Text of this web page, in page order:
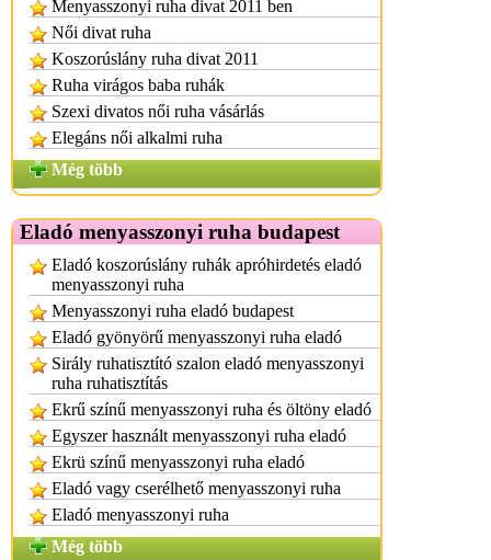
Menyasszonyi ruha divat 2011 ben
Női divat ruha
Koszorúslány ruha divat 2011
Ruha virágos baba ruhák
Szexi divatos női ruha vásárlás
Elegáns női alkalmi ruha
Még több
Eladó menyasszonyi ruha budapest
Eladó koszorúslány ruhák apróhirdetés eladó
menyasszonyi ruha
Menyasszonyi ruha eladó budapest
Eladó gyönyörű menyasszonyi ruha eladó
Sirály ruhatisztító szalon eladó menyasszonyi
ruha ruhatisztítás
Ekrű színű menyasszonyi ruha és öltöny eladó
Egyszer használt menyasszonyi ruha eladó
Ekrü színű menyasszonyi ruha eladó
Eladó vagy cserélhető menyasszonyi ruha
Eladó menyasszonyi ruha
Még több